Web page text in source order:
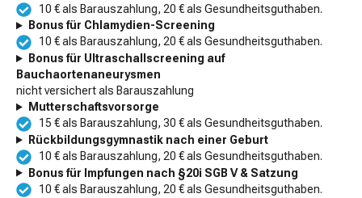
10 € als Barauszahlung, 20 € als Gesundheitsguthaben.
Bonus für Chlamydien-Screening
10 € als Barauszahlung, 20 € als Gesundheitsguthaben.
Bonus für Ultraschallscreening auf
Bauchaortenaneurysmen
nicht versichert als Barauszahlung
Mutterschaftsvorsorge
15 € als Barauszahlung, 30 € als Gesundheitsguthaben.
Rückbildungsgymnastik nach einer Geburt
10 € als Barauszahlung, 20 € als Gesundheitsguthaben.
Bonus für Impfungen nach §20i SGB V & Satzung
10 € als Barauszahlung, 20 € als Gesundheitsguthaben.